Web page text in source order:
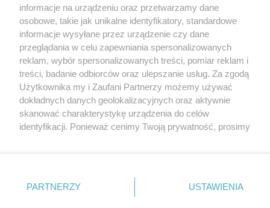
Nie zapomnij
zapoznać się z:
polityką prywatności regulamin korzystania z portali
Twojemiasto
Piekary Śląskie
Chorzów
Tarnowskie Góry
Gliwice
Skontaktuj sięz nami
Kontakt
Wydawca
Pogoda
informacje na urządzeniu oraz przetwarzamy dane
osobowe, takie jak unikalne identyfikatory, standardowe
informacje wysyłane przez urządzenie czy dane
przeglądania w celu zapewniania spersonalizowanych
reklam, wybór spersonalizowanych treści, pomiar reklam i
treści, badanie odbiorców oraz ulepszanie usług. Za zgodą
Użytkownika my i Zaufani Partnerzy możemy używać
dokładnych danych geolokalizacyjnych oraz aktywnie
skanować charakterystykę urządzenia do celów
identyfikacji. Ponieważ cenimy Twoją prywatność, prosimy
prywatności znajdujący się w lewym dolnym rogu strony
. Niektóre rodzaje przetwarzania danych nie wymagają
PARTNERZY USTAWIENIA